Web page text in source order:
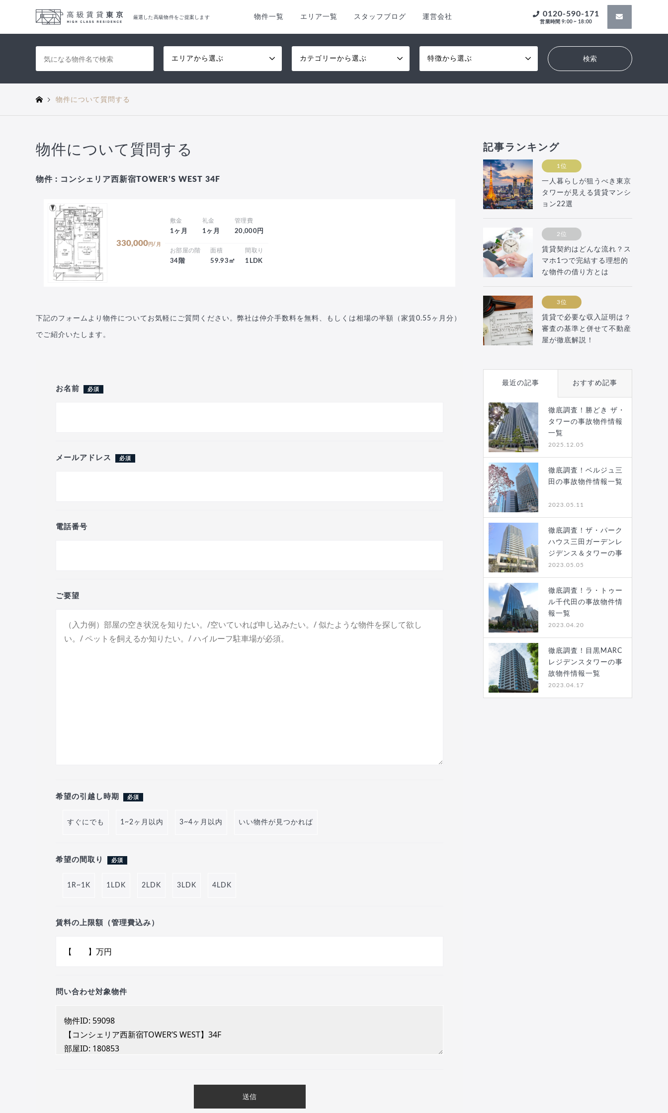
厳選した高級物件をご提案します 物件一覧 エリア一覧 スタッフブログ 運営会社 0120-590-171
営業時間 9:00 ~ 18:00
エリアから選ぶ カテゴリーから選ぶ 特徴から選ぶ
物件について質問する
物件について質問する
物件 : コンシェリア西新宿TOWER’S WEST 34F
330,000 円/月
敷金
1ヶ月
礼金
1ヶ月
管理費
20,000円
お部屋の階
34階
面積
59.93㎡
間取り
1LDK
下記のフォームより物件についてお気軽にご質問ください。弊社は仲介手数料を無料、もしくは相場の半額（家賃0.55ヶ月分）
でご紹介いたします。
お名前 必須
メールアドレス 必須
電話番号
ご要望
希望の引越し時期 必須
すぐにでも 1~2ヶ月以内 3~4ヶ月以内 いい物件が見つかれば
希望の間取り 必須
1R~1K 1LDK 2LDK 3LDK 4LDK
賃料の上限額（管理費込み）
問い合わせ対象物件
記事ランキング
1位
一人暮らしが狙うべき東京
タワーが見える賃貸マンシ
ョン22選
2位
賃貸契約はどんな流れ？ス
マホ1つで完結する理想的
な物件の借り方とは
3位
賃貸で必要な収入証明は？
審査の基準と併せて不動産
屋が徹底解説！
最近の記事 おすすめ記事
徹底調査！勝どき ザ・
タワーの事故物件情報
一覧
2025.12.05
徹底調査！ベルジュ三
田の事故物件情報一覧
2023.05.11
徹底調査！ザ・パーク
ハウス三田ガーデンレ
ジデンス＆タワーの事
故…
2023.05.05
徹底調査！ラ・トゥー
ル千代田の事故物件情
報一覧
2023.04.20
徹底調査！目黒MARC
レジデンスタワーの事
故物件情報一覧
2023.04.17